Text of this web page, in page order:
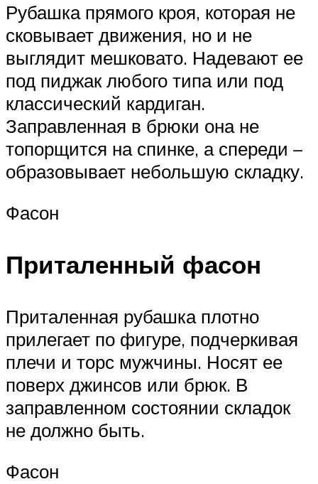
Рубашка прямого кроя, которая не
сковывает движения, но и не
выглядит мешковато. Надевают ее
под пиджак любого типа или под
классический кардиган.
Заправленная в брюки она не
топорщится на спинке, а спереди –
образовывает небольшую складку.
Фасон
Приталенный фасон
Приталенная рубашка плотно
прилегает по фигуре, подчеркивая
плечи и торс мужчины. Носят ее
поверх джинсов или брюк. В
заправленном состоянии складок
не должно быть.
Фасон